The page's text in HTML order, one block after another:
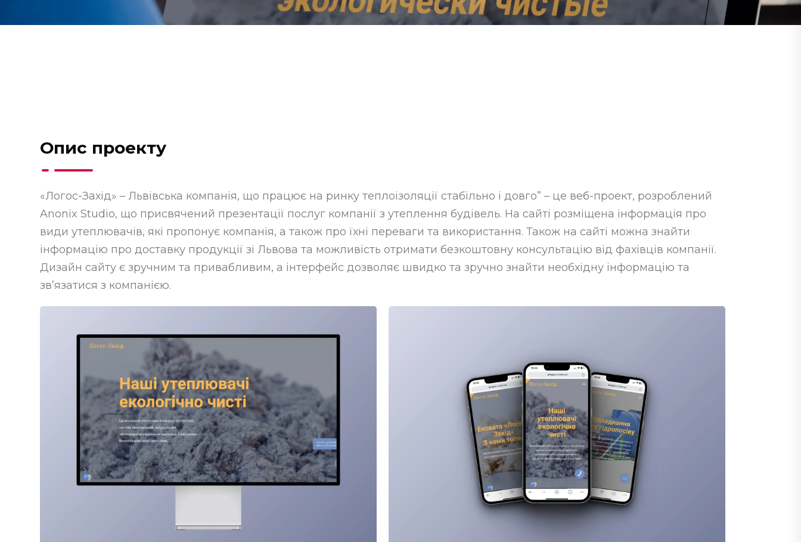
Опис проекту
«Логос-Захід» – Львівська компанія, що працює на ринку теплоізоляції стабільно і довго” – це веб-проект, розроблений
Anonix Studio, що присвячений презентації послуг компанії з утеплення будівель. На сайті розміщена інформація про
види утеплювачів, які пропонує компанія, а також про їхні переваги та використання. Також на сайті можна знайти
інформацію про доставку продукції зі Львова та можливість отримати безкоштовну консультацію від фахівців компанії.
Дизайн сайту є зручним та привабливим, а інтерфейс дозволяє швидко та зручно знайти необхідну інформацію та
зв’язатися з компанією.